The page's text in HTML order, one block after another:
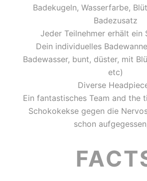
Badekugeln, Wasserfarbe,
Badezusatz
Jeder Teilnehmer erhält ein
Dein individuelles
Badewasser, bunt, düster, mit
etc)
Diverse
Ein fantastisches Team and the
Schokokekse gegen die
schon